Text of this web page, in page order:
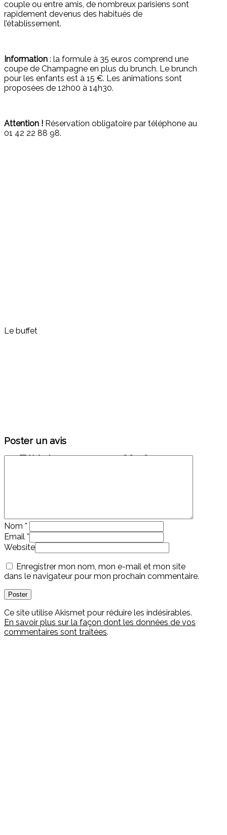
couple ou entre amis, de nombreux parisiens sont
rapidement devenus des habitués de
l’établissement.
Information : la formule à 35 euros comprend une
coupe de Champagne en plus du brunch. Le brunch
pour les enfants est à 15 €. Les animations sont
proposées de 12h00 à 14h30.
Attention ! Réservation obligatoire par téléphone au
01 42 22 88 98.
Le buffet
Téléphone : 01 42 22 88 98
Poster un avis
Nom *
Email *
Website
Enregistrer mon nom, mon e-mail et mon site
dans le navigateur pour mon prochain commentaire.
Ce site utilise Akismet pour réduire les indésirables.
En savoir plus sur la façon dont les données de vos
commentaires sont traitées.